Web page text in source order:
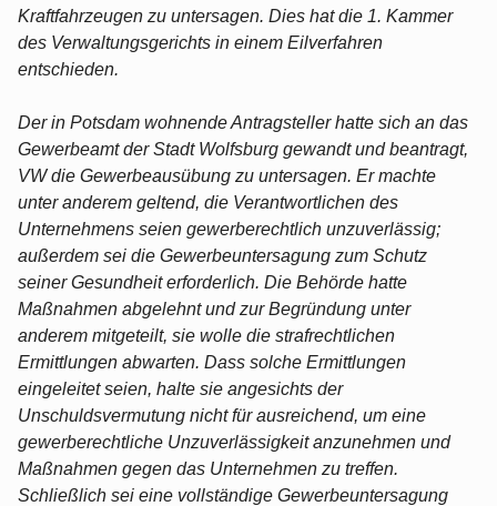
Kraftfahrzeugen zu untersagen. Dies hat die 1. Kammer
des Verwaltungsgerichts in einem Eilverfahren
entschieden.
Der in Potsdam wohnende Antragsteller hatte sich an das
Gewerbeamt der Stadt Wolfsburg gewandt und beantragt,
VW die Gewerbeausübung zu untersagen. Er machte
unter anderem geltend, die Verantwortlichen des
Unternehmens seien gewerberechtlich unzuverlässig;
außerdem sei die Gewerbeuntersagung zum Schutz
seiner Gesundheit erforderlich. Die Behörde hatte
Maßnahmen abgelehnt und zur Begründung unter
anderem mitgeteilt, sie wolle die strafrechtlichen
Ermittlungen abwarten. Dass solche Ermittlungen
eingeleitet seien, halte sie angesichts der
Unschuldsvermutung nicht für ausreichend, um eine
gewerberechtliche Unzuverlässigkeit anzunehmen und
Maßnahmen gegen das Unternehmen zu treffen.
Schließlich sei eine vollständige Gewerbeuntersagung